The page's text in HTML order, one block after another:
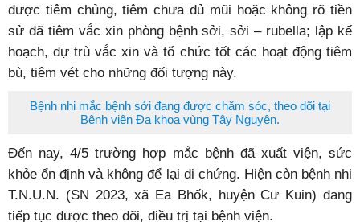
được tiêm chủng, tiêm chưa đủ mũi hoặc không rõ tiền
sử đã tiêm vắc xin phòng bệnh sởi, sởi – rubella; lập kế
hoạch, dự trù vắc xin và tổ chức tốt các hoạt động tiêm
bù, tiêm vét cho những đối tượng này.
Bệnh nhi mắc bệnh sởi đang được chăm sóc, theo dõi tại
Bệnh viện Đa khoa vùng Tây Nguyên.
Đến nay, 4/5 trường hợp mắc bệnh đã xuất viện, sức
khỏe ổn định và không để lại di chứng. Hiện còn bệnh nhi
T.N.U.N. (SN 2023, xã Ea Bhốk, huyện Cư Kuin) đang
tiếp tục được theo dõi, điều trị tại bệnh viện.